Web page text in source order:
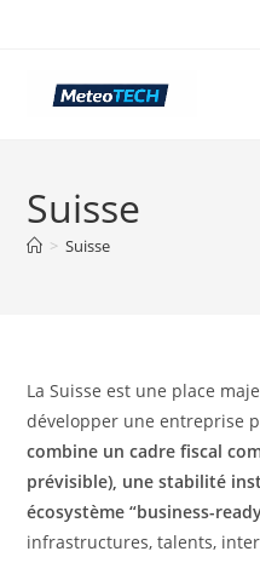
Suisse
> Suisse
La Suisse est une place
développer une entreprise
combine un cadre fiscal
prévisible), une stabilité
écosystème “business-
infrastructures, talents,